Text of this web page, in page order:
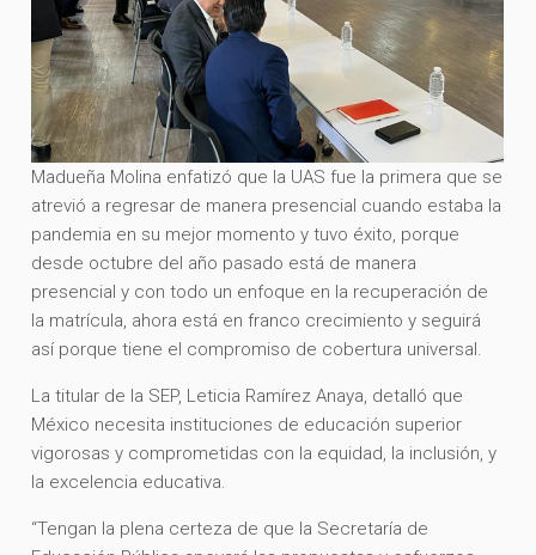
Madueña Molina enfatizó que la UAS fue la primera que se
atrevió a regresar de manera presencial cuando estaba la
pandemia en su mejor momento y tuvo éxito, porque
desde octubre del año pasado está de manera
presencial y con todo un enfoque en la recuperación de
la matrícula, ahora está en franco crecimiento y seguirá
así porque tiene el compromiso de cobertura universal.
La titular de la SEP, Leticia Ramírez Anaya, detalló que
México necesita instituciones de educación superior
vigorosas y comprometidas con la equidad, la inclusión, y
la excelencia educativa.
“Tengan la plena certeza de que la Secretaría de